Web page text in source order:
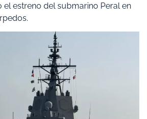
estreno del submarino Peral en